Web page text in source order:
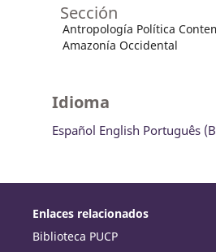
Sección
Antropología Política
Amazonía Occidental
Idioma
Español English Português
Enlaces relacionados
Biblioteca PUCP